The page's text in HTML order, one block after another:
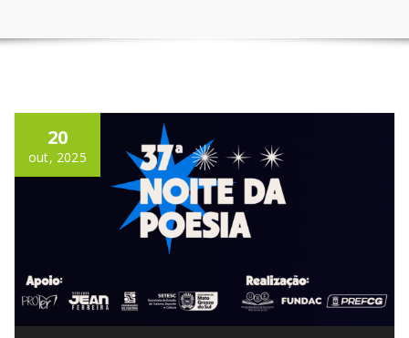
20
out, 2025